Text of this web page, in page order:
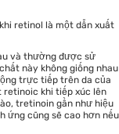
retinol là một dẫn xuất
và thường được sử
này không giống nhau
trực tiếp trên da của
retinoic khi tiếp xúc lên
tretinoin gần như hiệu
ứng cũng sẽ cao hơn nếu